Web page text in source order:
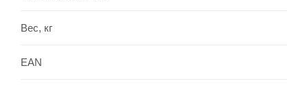
Вес, кг
EAN